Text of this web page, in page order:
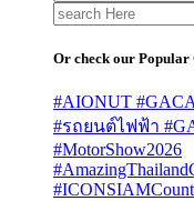
Search
for:
Or check our Popular
#AIONUT
#รถยนต์ไฟฟ้า
#MotorShow2026